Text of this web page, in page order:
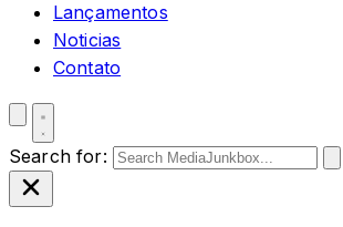
Lançamentos
Noticias
Contato
Search for: